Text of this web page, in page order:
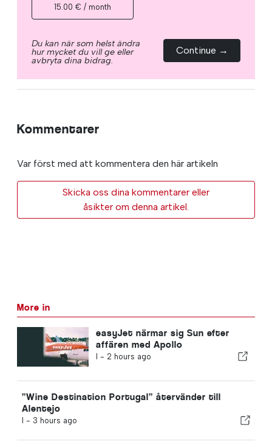
15.00 € / month
Du kan när som helst ändra
hur mycket du vill ge eller
avbryta dina bidrag.
Continue →
Kommentarer
Var först med att kommentera den här artikeln
Skicka oss dina kommentarer eller
åsikter om denna artikel.
More in
easyJet närmar sig Sun efter
affären med Apollo
I - 2 hours ago
”Wine Destination Portugal” återvänder till
Alentejo
I - 3 hours ago